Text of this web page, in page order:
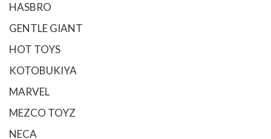
HASBRO
GENTLE GIANT
HOT TOYS
KOTOBUKIYA
MARVEL
MEZCO TOYZ
NECA